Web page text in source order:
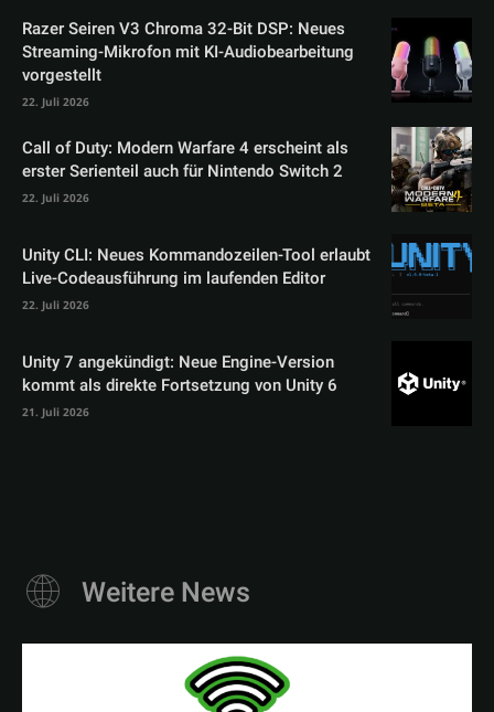
Razer Seiren V3 Chroma 32-Bit DSP: Neues
Streaming-Mikrofon mit KI-Audiobearbeitung
vorgestellt
22. Juli 2026
Call of Duty: Modern Warfare 4 erscheint als
erster Serienteil auch für Nintendo Switch 2
22. Juli 2026
Unity CLI: Neues Kommandozeilen-Tool erlaubt
Live-Codeausführung im laufenden Editor
22. Juli 2026
Unity 7 angekündigt: Neue Engine-Version
kommt als direkte Fortsetzung von Unity 6
21. Juli 2026
Weitere News